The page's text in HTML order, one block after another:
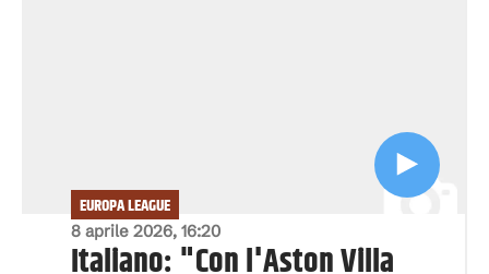
8 aprile 2026, 16:20
EUROPA LEAGUE
Italiano: "Con l'Aston Villa